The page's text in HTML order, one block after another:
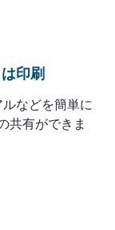
印刷
などを簡単に
共有ができま